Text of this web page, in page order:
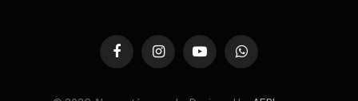
FacebookInstagramYouTubeWhatsApp